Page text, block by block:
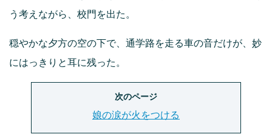
う考えながら、校門を出た。
穏やかな夕方の空の下で、通学路を走る車の音だけが、妙
にはっきりと耳に残った。
次のページ
娘の涙が火をつける